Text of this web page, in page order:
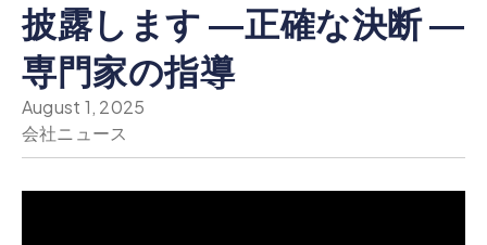
披露します ―正確な決断 ―
専門家の指導
August 1, 2025
会社ニュース